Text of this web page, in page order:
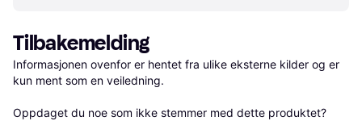
Tilbakemelding
Informasjonen ovenfor er hentet fra ulike eksterne kilder og er
kun ment som en veiledning.
Oppdaget du noe som ikke stemmer med dette produktet?